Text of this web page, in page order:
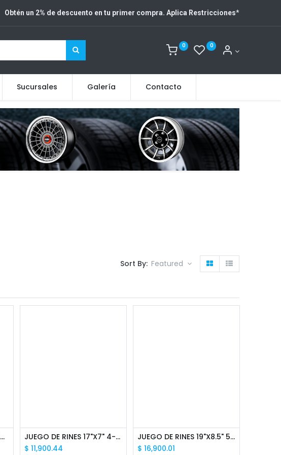
Obtén un 2% de descuento en tu primer compra. Aplica Restricciones*
0 0
Sucursales Galería Contacto
Sort By: Featured
JUEGOS DE RINES 15"X"8" 4-100 TIPOVW MONTREAL
JUEGO DE RINES 17"X7" 4-130 TIPO SPIDER
$11,900.44
JUEGO DE RINES 19"X8.5" 5-112 TIPO AUDI ROTOR
$16,900.01